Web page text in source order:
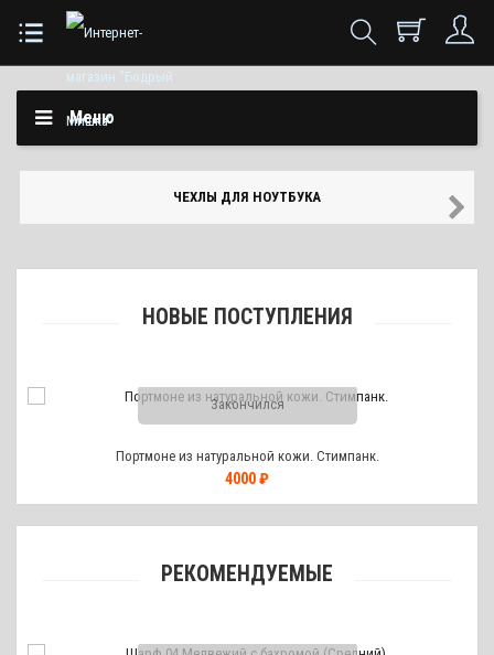
Меню
ЧЕХЛЫ ДЛЯ НОУТБУКА
НОВЫЕ ПОСТУПЛЕНИЯ
Закончился
Портмоне из натуральной кожи. Стимпанк.
4000 ₽
РЕКОМЕНДУЕМЫЕ